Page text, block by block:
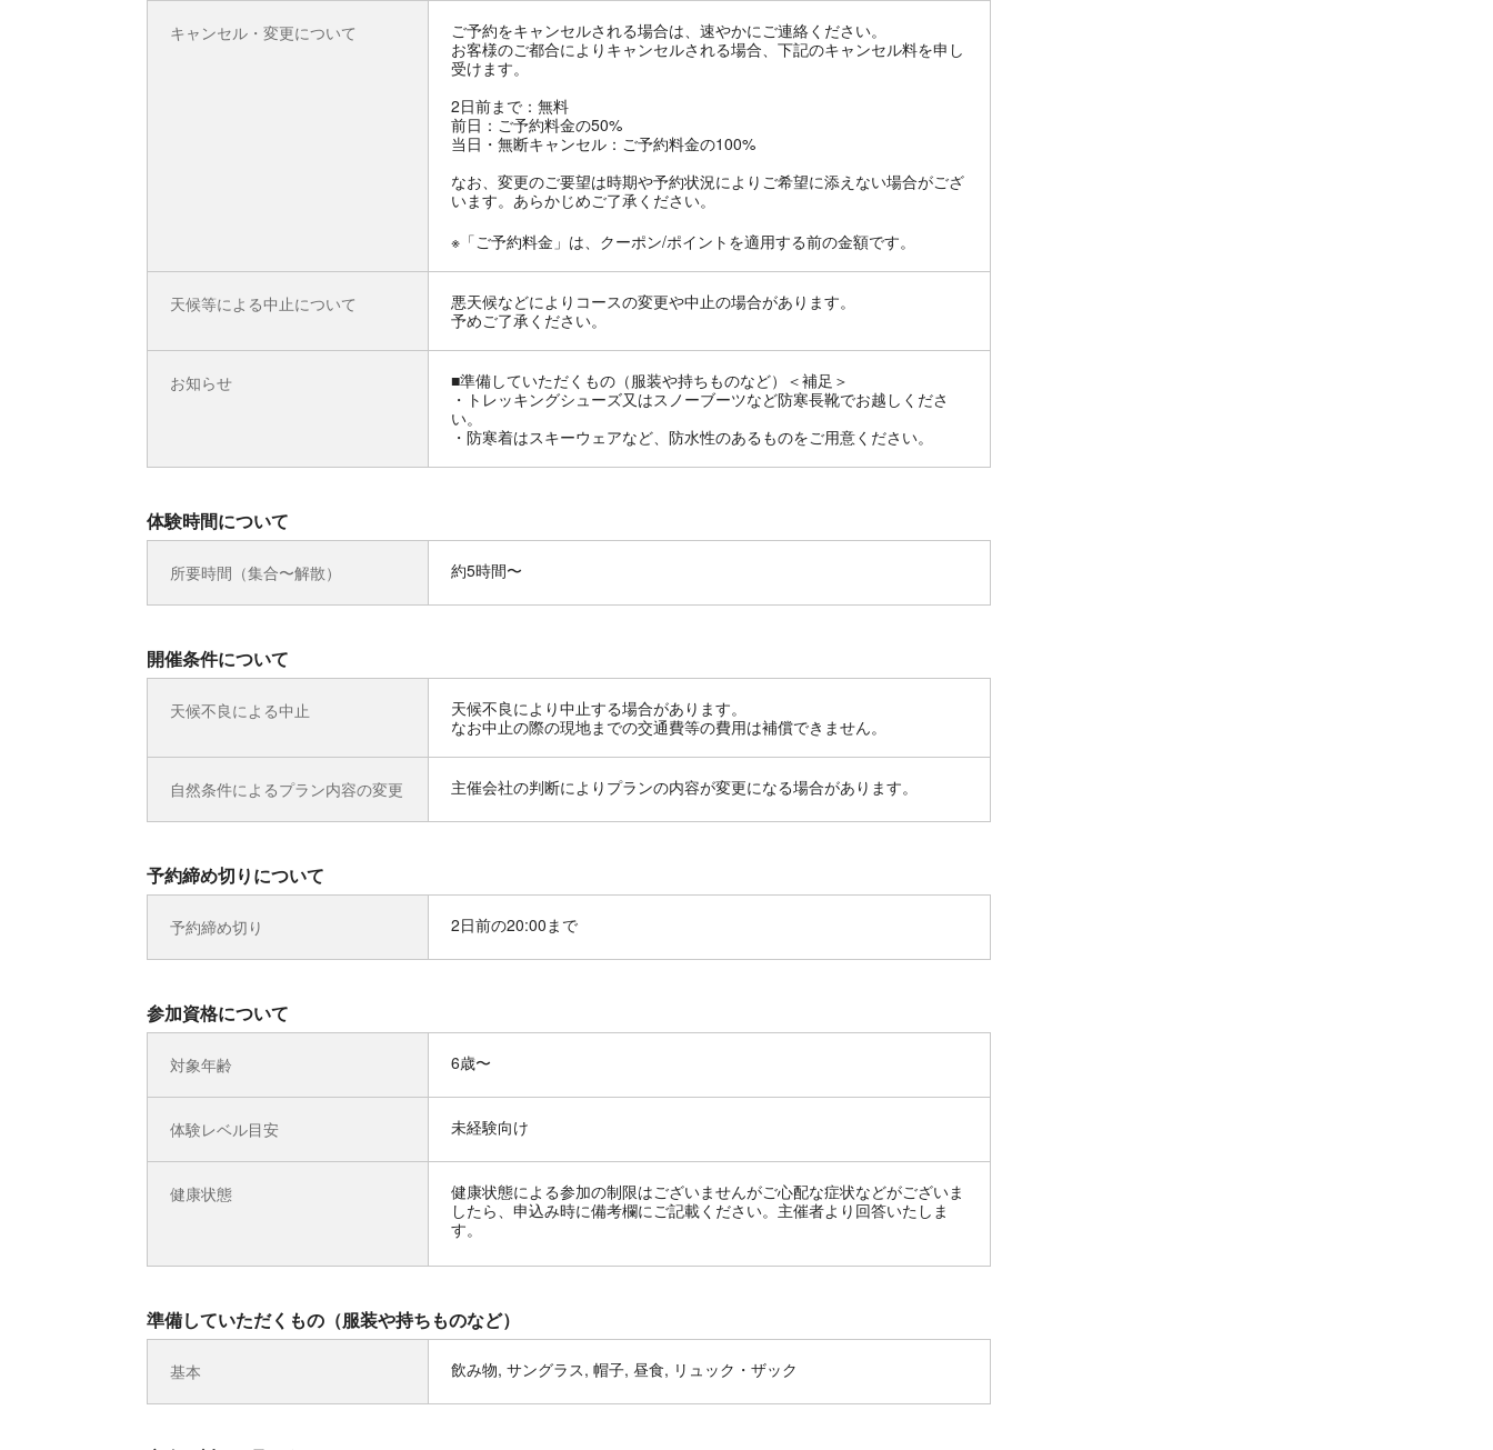
キャンセル・変更について
ご予約をキャンセルされる場合は、速やかにご連絡ください。
お客様のご都合によりキャンセルされる場合、下記のキャンセル料を申し
受けます。
2日前まで：無料
前日：ご予約料金の50%
当日・無断キャンセル：ご予約料金の100%
なお、変更のご要望は時期や予約状況によりご希望に添えない場合がござ
います。あらかじめご了承ください。
※「ご予約料金」は、クーポン/ポイントを適用する前の金額です。
天候等による中止について
悪天候などによりコースの変更や中止の場合があります。
予めご了承ください。
お知らせ
■準備していただくもの（服装や持ちものなど）＜補足＞
・トレッキングシューズ又はスノーブーツなど防寒長靴でお越しくださ
い。
・防寒着はスキーウェアなど、防水性のあるものをご用意ください。
体験時間について
所要時間（集合〜解散） 約5時間〜
開催条件について
天候不良による中止
天候不良により中止する場合があります。
なお中止の際の現地までの交通費等の費用は補償できません。
自然条件によるプラン内容の変更 主催会社の判断によりプランの内容が変更になる場合があります。
予約締め切りについて
予約締め切り 2日前の20:00まで
参加資格について
対象年齢 6歳〜
体験レベル目安 未経験向け
健康状態
健康状態による参加の制限はございませんがご心配な症状などがございま
したら、申込み時に備考欄にご記載ください。主催者より回答いたしま
す。
準備していただくもの（服装や持ちものなど）
基本 飲み物, サングラス, 帽子, 昼食, リュック・ザック